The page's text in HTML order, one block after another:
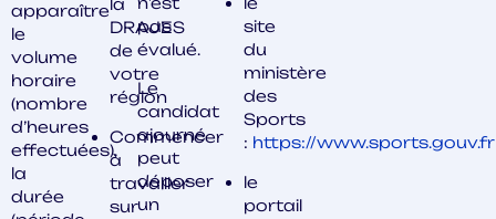
apparaître
le
volume
horaire
(nombre
d’heures
effectuées),
la
durée
DRAJES
de
votre
région
Commencer
à
travailler
sur
pas
évalué.
Le
candidat
ajourné
peut
déposer
un
site
du
ministère
des
Sports
: https://www.sports.gouv.fr
le
portail